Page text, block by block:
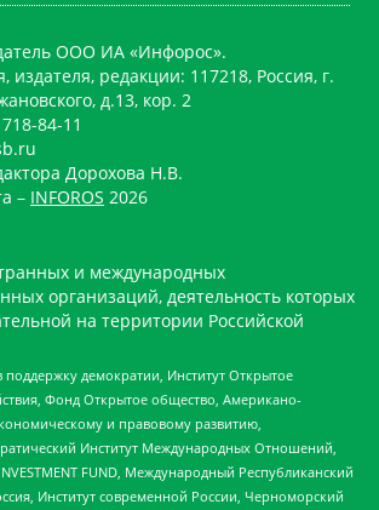
ООО ИА «Инфорос».
издателя, редакции: 117218, Россия, г.
д.13, кор. 2
84-11
Дорохова Н.В.
– INFOROS 2026
и международных
организаций, деятельность которых
на территории Российской
демократии, Институт Открытое
Фонд Открытое общество, Американо-
и правовому развитию,
Институт Международных Отношений,
FUND, Международный Республиканский
Институт современной России, Черноморский